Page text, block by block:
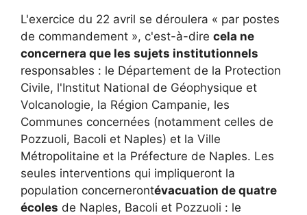
L'exercice du 22 avril se déroulera « par postes
de commandement », c'est-à-dire cela ne
concernera que les sujets institutionnels
responsables : le Département de la Protection
Civile, l'Institut National de Géophysique et
Volcanologie, la Région Campanie, les
Communes concernées (notamment celles de
Pozzuoli, Bacoli et Naples) et la Ville
Métropolitaine et la Préfecture de Naples. Les
seules interventions qui impliqueront la
population concernerontévacuation de quatre
écoles de Naples, Bacoli et Pozzuoli : le